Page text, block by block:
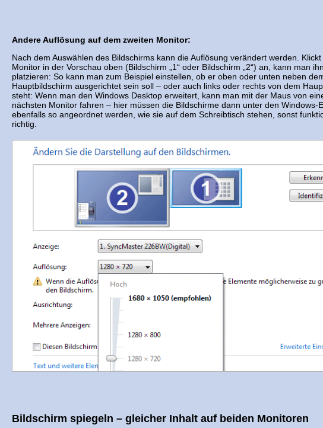
Andere Auflösung auf dem zweiten Monitor:
Nach dem Auswählen des Bildschirms kann die Auflösung verändert werden.
Monitor in der Vorschau oben (Bildschirm „1“ oder Bildschirm „2“) an, kann man
platzieren: So kann man zum Beispiel einstellen, ob er oben oder unten neben
Hauptbildschirm ausgerichtet sein soll – oder auch links oder rechts von dem
steht: Wenn man den Windows Desktop erweitert, kann man mit der Maus von
nächsten Monitor fahren – hier müssen die Bildschirme dann unter den Windows-
ebenfalls so angeordnet werden, wie sie auf dem Schreibtisch stehen, sonst
richtig.
Bildschirm spiegeln – gleicher Inhalt auf beiden Monitoren